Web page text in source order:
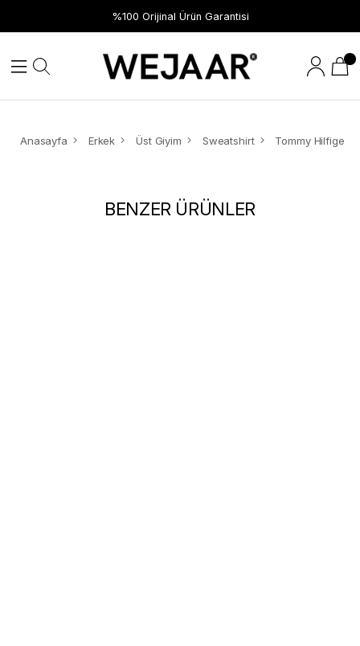
%100 Orijinal Ürün Garantisi
Anasayfa Erkek Üst Giyim Sweatshirt
BENZER ÜRÜNLER